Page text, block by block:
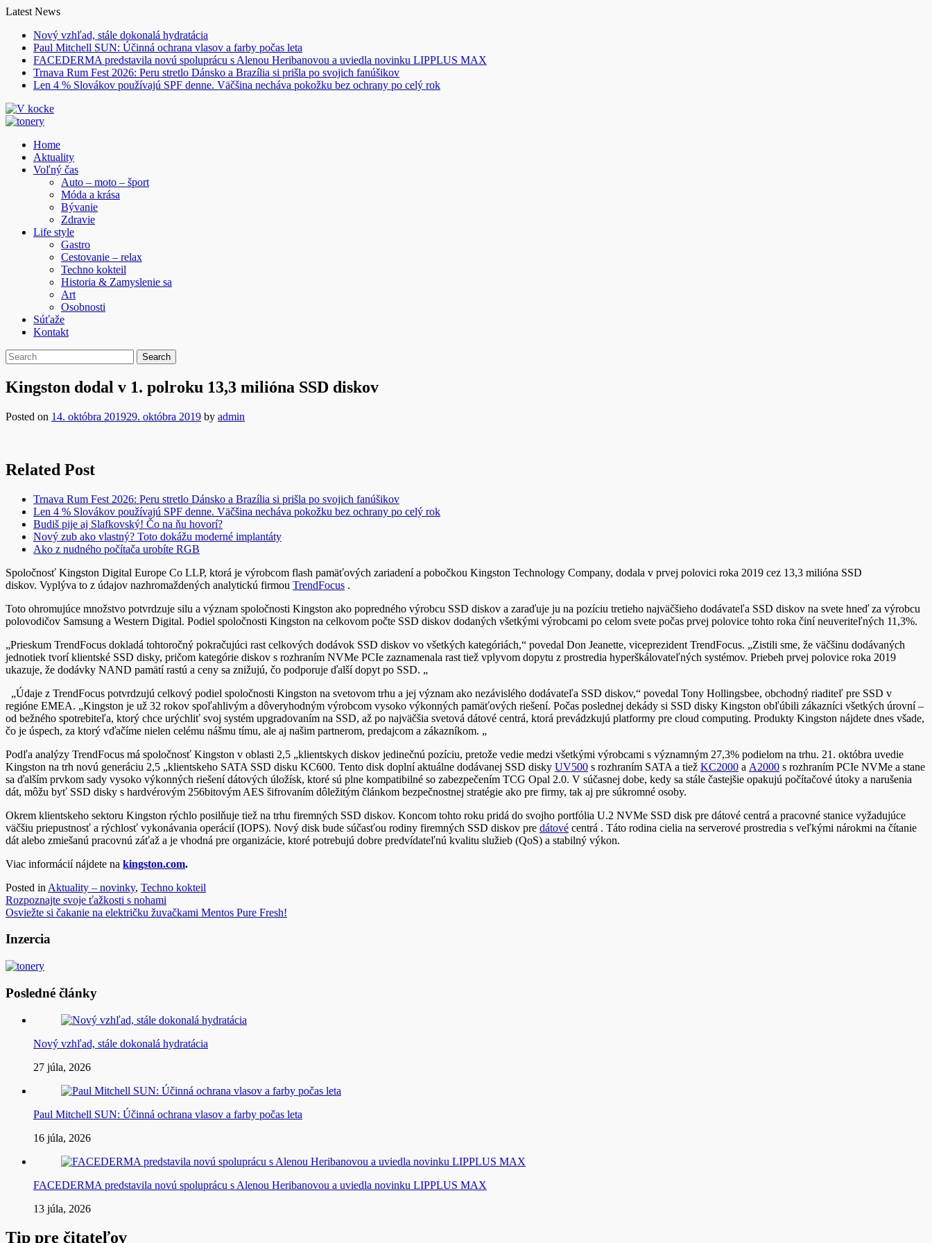
Skip
content
Latest News
Nový vzhľad, stále dokonalá hydratácia
Paul Mitchell SUN: Účinná ochrana vlasov a farby počas leta
FACEDERMA predstavila novú spoluprácu s Alenou Heribanovou a uviedla novinku LIPPLUS MAX
Trnava Rum Fest 2026: Peru stretlo Dánsko a Brazília si prišla po svojich fanúšikov
Len 4 % Slovákov používajú SPF denne. Väčšina necháva pokožku bez ochrany po celý rok
Home
Aktuality
Voľný čas
Auto – moto – šport
Móda a krása
Bývanie
Zdravie
Life style
Gastro
Cestovanie – relax
Techno kokteil
Historia & Zamyslenie sa
Art
Osobnosti
Súťaže
Kontakt
Kingston dodal v 1. polroku 13,3 milióna SSD diskov
Posted on 14. októbra 201929. októbra 2019 by admin
Related Post
Trnava Rum Fest 2026: Peru stretlo Dánsko a Brazília si prišla po svojich fanúšikov
Len 4 % Slovákov používajú SPF denne. Väčšina necháva pokožku bez ochrany po celý rok
Budiš pije aj Slafkovský! Čo na ňu hovorí?
Nový zub ako vlastný? Toto dokážu moderné implantáty
Ako z nudného počítača urobíte RGB
Spoločnosť Kingston Digital Europe Co LLP, ktorá je výrobcom flash pamäťových zariadení a pobočkou Kingston Technology Company, dodala v prvej polovici roka 2019 cez 13,3 milióna SSD
diskov. Vyplýva to z údajov nazhromaždených analytickú firmou TrendFocus .
Toto ohromujúce množstvo potvrdzuje silu a význam spoločnosti Kingston ako popredného výrobcu SSD diskov a zaraďuje ju na pozíciu tretieho najväčšieho dodávateľa SSD diskov na svete hneď za výrobcu
polovodičov Samsung a Western Digital. Podiel spoločnosti Kingston na celkovom počte SSD diskov dodaných všetkými výrobcami po celom svete počas prvej polovice tohto roka činí neuveriteľných 11,3%.
„Prieskum TrendFocus dokladá tohtoročný pokračujúci rast celkových dodávok SSD diskov vo všetkých kategóriách,“ povedal Don Jeanette, viceprezident TrendFocus. „Zistili sme, že väčšinu dodávaných
jednotiek tvorí klientské SSD disky, pričom kategórie diskov s rozhraním NVMe PCIe zaznamenala rast tiež vplyvom dopytu z prostredia hyperškálovateľných systémov. Priebeh prvej polovice roka 2019
ukazuje, že dodávky NAND pamätí rastú a ceny sa znižujú, čo podporuje ďalší dopyt po SSD. „
„Údaje z TrendFocus potvrdzujú celkový podiel spoločnosti Kingston na svetovom trhu a jej význam ako nezávislého dodávateľa SSD diskov,“ povedal Tony Hollingsbee, obchodný riaditeľ pre SSD v
regióne EMEA. „Kingston je už 32 rokov spoľahlivým a dôveryhodným výrobcom vysoko výkonných pamäťových riešení. Počas poslednej dekády si SSD disky Kingston obľúbili zákazníci všetkých úrovní –
od bežného spotrebiteľa, ktorý chce urýchliť svoj systém upgradovaním na SSD, až po najväčšia svetová dátové centrá, ktorá prevádzkujú platformy pre cloud computing. Produkty Kingston nájdete dnes všade,
čo je úspech, za ktorý vďačíme nielen celému nášmu tímu, ale aj našim partnerom, predajcom a zákazníkom. „
Podľa analýzy TrendFocus má spoločnosť Kingston v oblasti 2,5 „klientskych diskov jedinečnú pozíciu, pretože vedie medzi všetkými výrobcami s významným 27,3% podielom na trhu. 21. októbra uvedie
Kingston na trh novú generáciu 2,5 „klientskeho SATA SSD disku KC600. Tento disk doplní aktuálne dodávanej SSD disky UV500 s rozhraním SATA a tiež KC2000 a A2000 s rozhraním PCIe NVMe a stane
sa ďalším prvkom sady vysoko výkonných riešení dátových úložísk, ktoré sú plne kompatibilné so zabezpečením TCG Opal 2.0. V súčasnej dobe, kedy sa stále častejšie opakujú počítačové útoky a narušenia
dát, môžu byť SSD disky s hardvérovým 256bitovým AES šifrovaním dôležitým článkom bezpečnostnej stratégie ako pre firmy, tak aj pre súkromné osoby.
Okrem klientskeho sektoru Kingston rýchlo posilňuje tiež na trhu firemných SSD diskov. Koncom tohto roku pridá do svojho portfólia U.2 NVMe SSD disk pre dátové centrá a pracovné stanice vyžadujúce
väčšiu priepustnosť a rýchlosť vykonávania operácií (IOPS). Nový disk bude súčasťou rodiny firemných SSD diskov pre dátové centrá . Táto rodina cielia na serverové prostredia s veľkými nárokmi na čítanie
dát alebo zmiešanú pracovnú záťaž a je vhodná pre organizácie, ktoré potrebujú dobre predvídateľnú kvalitu služieb (QoS) a stabilný výkon.
Viac informácií nájdete na kingston.com.
Posted in Aktuality – novinky, Techno kokteil
Navigácia
v
článku
Rozpoznajte svoje ťažkosti s nohami
Osviežte si čakanie na električku žuvačkami Mentos Pure Fresh!
Inzercia
Posledné články
Nový vzhľad, stále dokonalá hydratácia
27 júla, 2026
Paul Mitchell SUN: Účinná ochrana vlasov a farby počas leta
16 júla, 2026
FACEDERMA predstavila novú spoluprácu s Alenou Heribanovou a uviedla novinku LIPPLUS MAX
13 júla, 2026
Tip pre čitateľov